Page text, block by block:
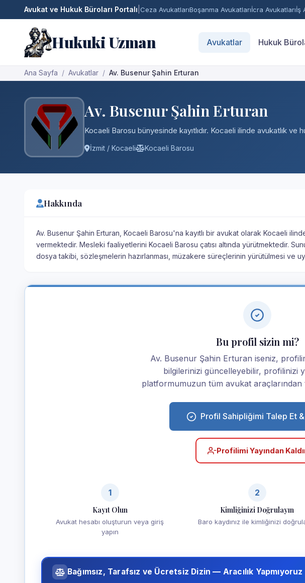
Avukat ve Hukuk Büroları Portalı Ceza AvukatlarıBoşanma Avukatlarıİcra Avukatlarıİş
Hukuki Uzman Avukatlar Hukuk
Ana Sayfa Avukatlar Av. Busenur Şahin Erturan
Av. Busenur Şahin Erturan
Kocaeli Barosu bünyesinde kayıtlıdır. Kocaeli ilinde avukatlık ve
İzmit / Kocaeli Kocaeli Barosu
Hakkında
Av. Busenur Şahin Erturan, Kocaeli Barosu'na kayıtlı bir avukat olarak Kocaeli
vermektedir. Mesleki faaliyetlerini Kocaeli Barosu çatısı altında yürütmektedir.
dosya takibi, sözleşmelerin hazırlanması, müzakere süreçlerinin yürütülmesi ve
Bu profil sizin mi?
Av. Busenur Şahin Erturan iseniz,
bilgilerinizi güncelleyebilir, profilinizi
platformumuzun tüm avukat araçlarından
Profil Sahipliğimi Talep Et
Profilimi Yayından
1
Kayıt Olun
Avukat hesabı oluşturun veya giriş
yapın
2
Kimliğinizi Doğrulayın
Baro kaydınız ile kimliğinizi
Bağımsız, Tarafsız ve Ücretsiz Dizin — Aracılık Yapmıyoruz